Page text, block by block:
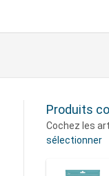
Produits
Cochez les
sélectionner